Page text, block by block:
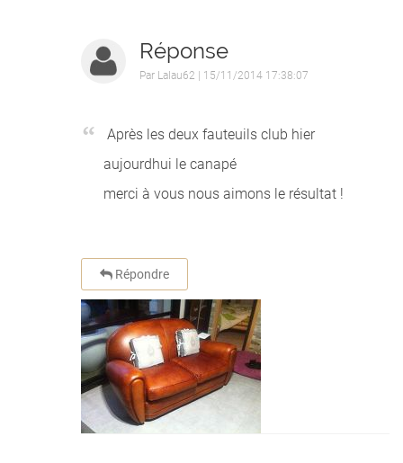
Réponse
Par Lalau62 | 15/11/2014 17:38:07
Après les deux fauteuils club hier
aujourdhui le canapé
merci à vous nous aimons le résultat !
Répondre